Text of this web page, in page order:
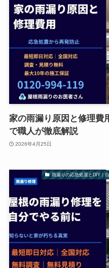
家の雨漏り原因と修理費
で職人が徹底解説
2026年4月25日
雨漏りの応急処置とDIY｜